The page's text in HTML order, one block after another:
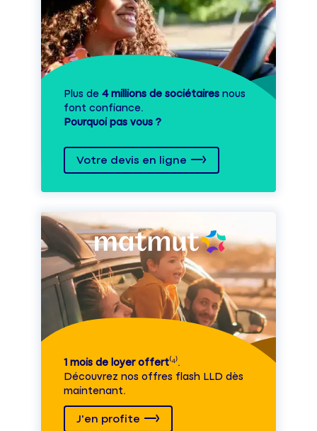
Plus de 4 millions de sociétaires nous
font confiance.
Pourquoi pas vous ?
Votre devis en ligne
1 mois de loyer offert⁽⁴⁾.
Découvrez nos offres flash LLD dès
maintenant.
J'en profite